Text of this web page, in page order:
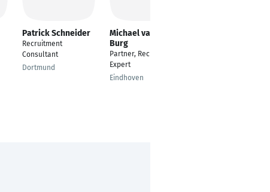
Patrick Schneider
Recruitment
Consultant
Dortmund
Michael van den
Burg
Partner, Recruitment
Expert
Eindhoven